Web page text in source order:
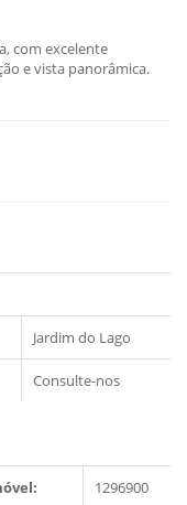
com excelente
e vista panorâmica.
Jardim do Lago
Consulte-nos
1296900